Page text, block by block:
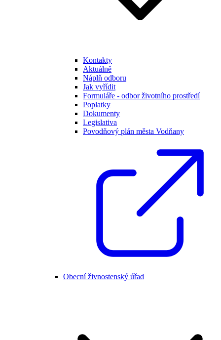
Kontakty
Aktuálně
Náplň odboru
Jak vyřídit
Formuláře - odbor životního prostředí
Poplatky
Dokumenty
Legislativa
Povodňový plán města Vodňany
Obecní živnostenský úřad